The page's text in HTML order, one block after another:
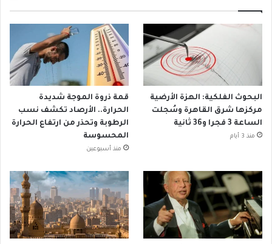
البحوث الفلكية: الهزة الأرضية
مركزها شرق القاهرة وسُجلت
الساعة 3 فجرا و36 ثانية
منذ 3 أيام
قمة ذروة الموجة شديدة
الحرارة.. الأرصاد تكشف نسب
الرطوبة وتحذر من ارتفاع الحرارة
المحسوسة
منذ أسبوعين